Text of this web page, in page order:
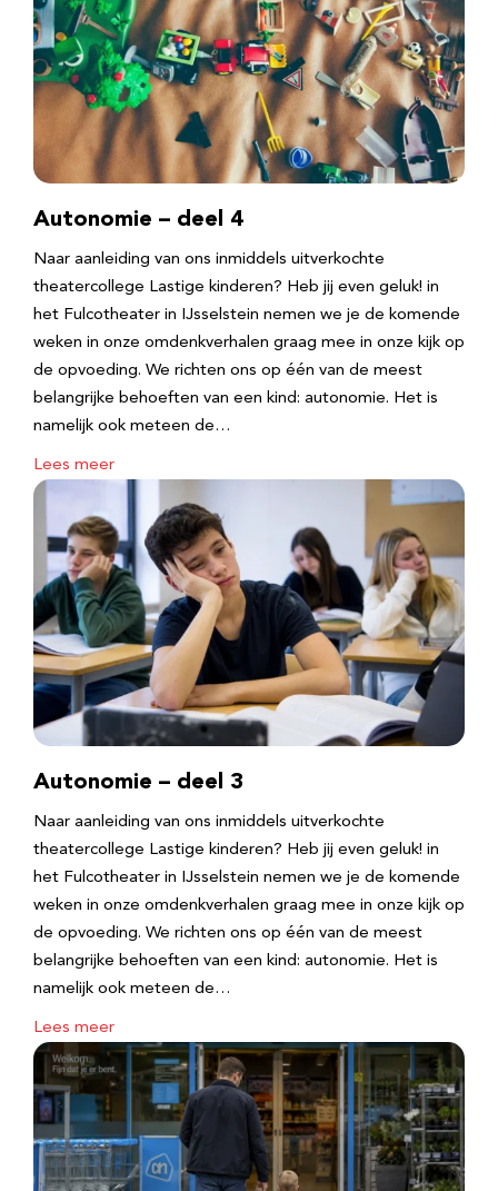
Autonomie – deel 4
Naar aanleiding van ons inmiddels uitverkochte
theatercollege Lastige kinderen? Heb jij even geluk! in
het Fulcotheater in IJsselstein nemen we je de komende
weken in onze omdenkverhalen graag mee in onze kijk op
de opvoeding. We richten ons op één van de meest
belangrijke behoeften van een kind: autonomie. Het is
namelijk ook meteen de…
Lees meer
Autonomie – deel 3
Naar aanleiding van ons inmiddels uitverkochte
theatercollege Lastige kinderen? Heb jij even geluk! in
het Fulcotheater in IJsselstein nemen we je de komende
weken in onze omdenkverhalen graag mee in onze kijk op
de opvoeding. We richten ons op één van de meest
belangrijke behoeften van een kind: autonomie. Het is
namelijk ook meteen de…
Lees meer